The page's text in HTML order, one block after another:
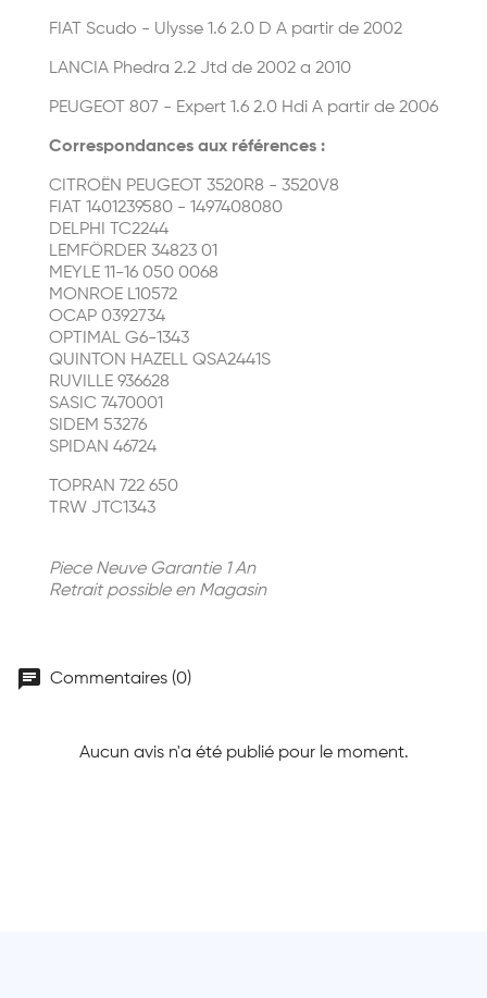
FIAT Scudo - Ulysse 1.6 2.0 D A partir de 2002
LANCIA Phedra 2.2 Jtd de 2002 a 2010
PEUGEOT 807 - Expert 1.6 2.0 Hdi A partir de 2006
Correspondances aux références :
CITROËN PEUGEOT 3520R8 - 3520V8
FIAT 1401239580 - 1497408080
DELPHI TC2244
LEMFÖRDER 34823 01
MEYLE 11-16 050 0068
MONROE L10572
OCAP 0392734
OPTIMAL G6-1343
QUINTON HAZELL QSA2441S
RUVILLE 936628
SASIC 7470001
SIDEM 53276
SPIDAN 46724
TOPRAN 722 650
TRW JTC1343
Piece Neuve Garantie 1 An
Retrait possible en Magasin
chat Commentaires (0)
Aucun avis n'a été publié pour le moment.